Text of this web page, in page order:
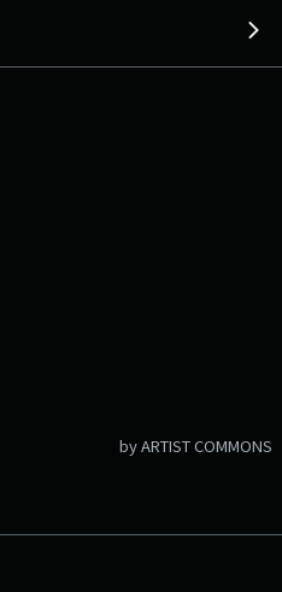
生ワイド番組 文化放送公式X（旧
」 文化放送公式LINEは
by ARTIST COMMONS